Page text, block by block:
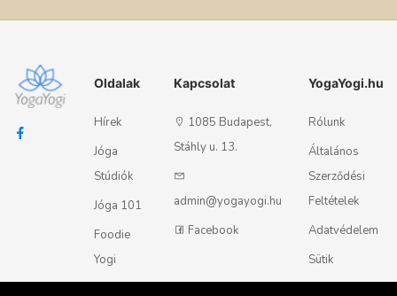
Oldalak
Hírek
Jóga
Stúdiók
Jóga 101
Foodie
Yogi
Kapcsolat
1085 Budapest,
Stáhly u. 13.
admin@yogayogi.hu
Facebook
YogaYogi.hu
Rólunk
Általános
Szerződési
Feltételek
Adatvédelem
Sütik